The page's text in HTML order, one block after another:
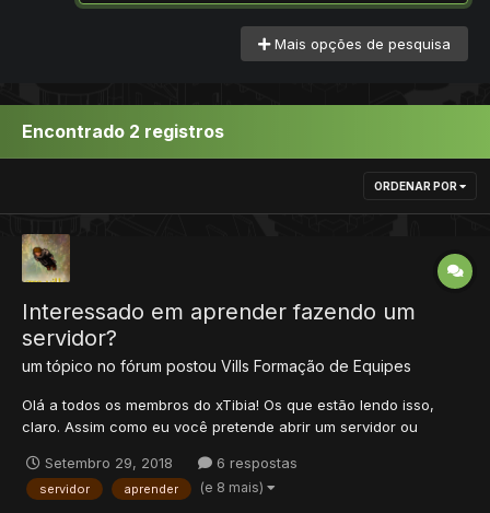
Mais opções de pesquisa
Encontrado 2 registros
ORDENAR POR
Interessado em aprender fazendo um
servidor?
um tópico no fórum postou Vills Formação de Equipes
Olá a todos os membros do xTibia! Os que estão lendo isso,
claro. Assim como eu você pretende abrir um servidor ou
conversar um pouco. Eu não tenho uma ideia fixa do que estou
procurando, o que eu quero é voltar a brincar com o Tibia, ant...
Setembro 29, 2018 6 respostas
servidor aprender (e 8 mais)